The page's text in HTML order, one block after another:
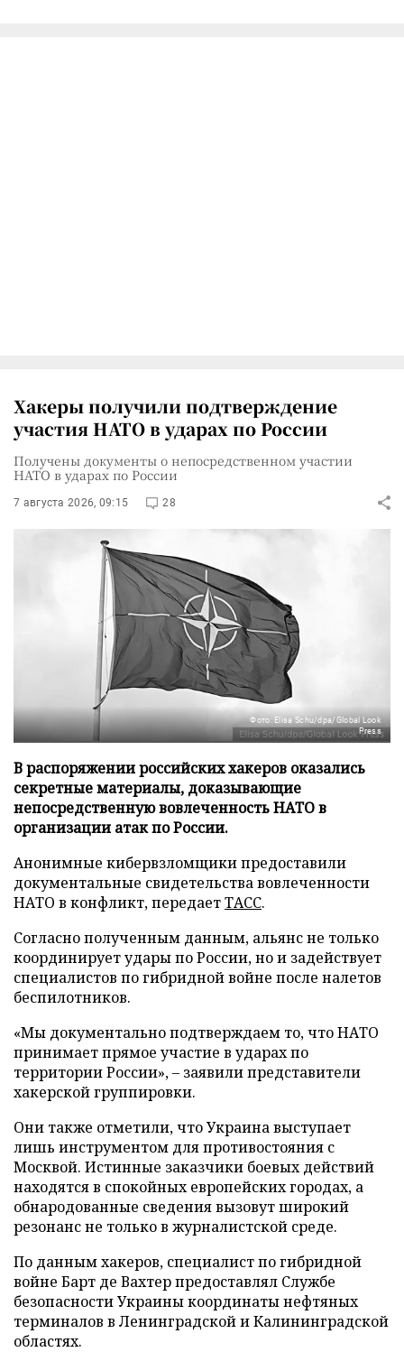
Хакеры получили подтверждение
участия НАТО в ударах по России
Получены документы о непосредственном участии
НАТО в ударах по России
7 августа 2026, 09:15 28
Фото: Elisa Schu/dpa/Global Look
Press
В распоряжении российских хакеров оказались
секретные материалы, доказывающие
непосредственную вовлеченность НАТО в
организации атак по России.
Анонимные кибервзломщики предоставили
документальные свидетельства вовлеченности
НАТО в конфликт, передаетТАСС.
Согласно полученным данным, альянс не только
координирует удары по России, но и задействует
специалистов по гибридной войне после налетов
беспилотников.
«Мы документально подтверждаем то, что НАТО
принимает прямое участие в ударах по
территории России», – заявили представители
хакерской группировки.
Они также отметили, что Украина выступает
лишь инструментом для противостояния с
Москвой. Истинные заказчики боевых действий
находятся в спокойных европейских городах, а
обнародованные сведения вызовут широкий
резонанс не только в журналистской среде.
По данным хакеров, специалист по гибридной
войне Барт де Вахтер предоставлял Службе
безопасности Украины координаты нефтяных
терминалов в Ленинградской и Калининградской
областях.